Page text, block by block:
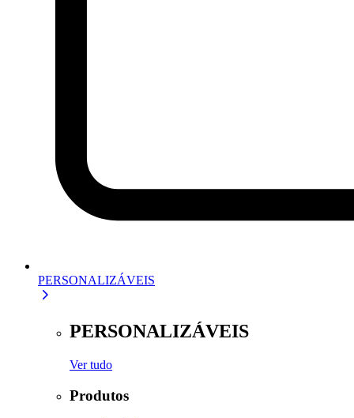
PERSONALIZÁVEIS
PERSONALIZÁVEIS
Ver tudo
Produtos